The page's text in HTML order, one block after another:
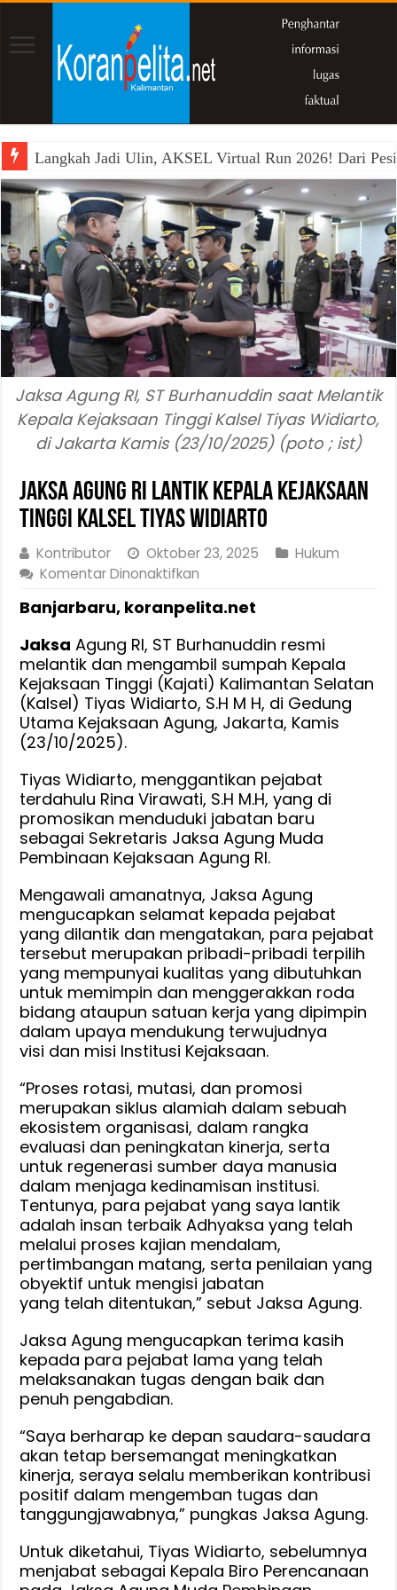
Langkah Jadi Ulin, AKSEL Virtual Run 2026! Dari
Jaksa Agung RI, ST Burhanuddin saat Melantik
Kepala Kejaksaan Tinggi Kalsel Tiyas Widiarto,
di Jakarta Kamis (23/10/2025) (poto ; ist)
Jaksa Agung RI Lantik Kepala Kejaksaan
Tinggi Kalsel Tiyas Widiarto
Kontributor Oktober 23, 2025
Hukum
Komentar Dinonaktifkan
Agung
Lantik
Kepala
Kejaksaan
Tinggi
Kalsel
Widiarto
Banjarbaru, koranpelita.net
Jaksa Agung RI, ST Burhanuddin resmi
melantik dan mengambil sumpah Kepala
Kejaksaan Tinggi (Kajati) Kalimantan Selatan
(Kalsel) Tiyas Widiarto, S.H M H, di Gedung
Utama Kejaksaan Agung, Jakarta, Kamis
(23/10/2025).
Tiyas Widiarto, menggantikan pejabat
terdahulu Rina Virawati, S.H M.H, yang di
promosikan menduduki jabatan baru
sebagai Sekretaris Jaksa Agung Muda
Pembinaan Kejaksaan Agung RI.
Mengawali amanatnya, Jaksa Agung
mengucapkan selamat kepada pejabat
yang dilantik dan mengatakan, para pejabat
tersebut merupakan pribadi-pribadi terpilih
yang mempunyai kualitas yang dibutuhkan
untuk memimpin dan menggerakkan roda
bidang ataupun satuan kerja yang dipimpin
dalam upaya mendukung terwujudnya
visi dan misi Institusi Kejaksaan.
“Proses rotasi, mutasi, dan promosi
merupakan siklus alamiah dalam sebuah
ekosistem organisasi, dalam rangka
evaluasi dan peningkatan kinerja, serta
untuk regenerasi sumber daya manusia
dalam menjaga kedinamisan institusi.
Tentunya, para pejabat yang saya lantik
adalah insan terbaik Adhyaksa yang telah
melalui proses kajian mendalam,
pertimbangan matang, serta penilaian yang
obyektif untuk mengisi jabatan
yang telah ditentukan,” sebut Jaksa Agung.
Jaksa Agung mengucapkan terima kasih
kepada para pejabat lama yang telah
melaksanakan tugas dengan baik dan
penuh pengabdian.
“Saya berharap ke depan saudara-saudara
akan tetap bersemangat meningkatkan
kinerja, seraya selalu memberikan kontribusi
positif dalam mengemban tugas dan
tanggungjawabnya,” pungkas Jaksa Agung.
Untuk diketahui, Tiyas Widiarto, sebelumnya
menjabat sebagai Kepala Biro Perencanaan